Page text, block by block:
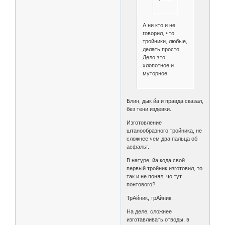
А ни кто и не
говорил, что
тройники, любые,
делать просто.
Дело это
хлопотное и
муторное.
Блин, дык йа и правда сказал,
без тени издевки.
Изготовление
штанообразного тройника, не
сложнее чем два пальца об
асфальт.
В натуре, йа кода свой
первый тройник изготовил, то
так и не понял, чо тут
понтового?
ТрАйник, трАйник.
На деле, сложнее
изготавливать отводы, в